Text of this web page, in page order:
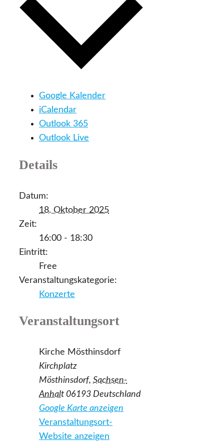
Google Kalender
iCalendar
Outlook 365
Outlook Live
Details
Datum:
18. Oktober 2025
Zeit:
16:00 - 18:30
Eintritt:
Free
Veranstaltungskategorie:
Konzerte
Veranstaltungsort
Kirche Mösthinsdorf
Kirchplatz
Mösthinsdorf, Sachsen-
Anhalt 06193 Deutschland
Google Karte anzeigen
Veranstaltungsort-
Website anzeigen